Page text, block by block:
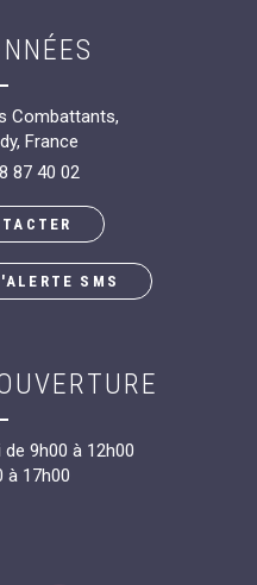
Combattants,
France
87 40 02
SMS
de 9h00 à 12h00
à 17h00